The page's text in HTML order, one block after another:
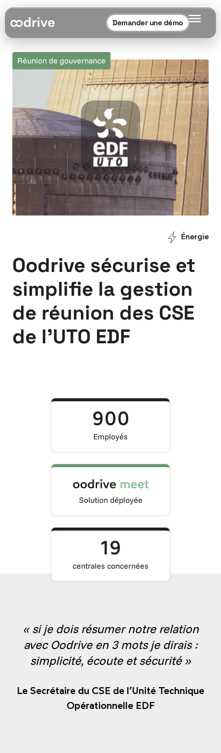
Demander une démo
Réunion de gouvernance
Énergie
Oodrive sécurise et
simplifie la gestion
de réunion des CSE
de l’UTO EDF
900
Employés
Solution déployée
19
centrales concernées
« si je dois résumer notre relation
avec Oodrive en 3 mots je dirais :
simplicité, écoute et sécurité »
Le Secrétaire du CSE de l’Unité Technique
Opérationnelle EDF